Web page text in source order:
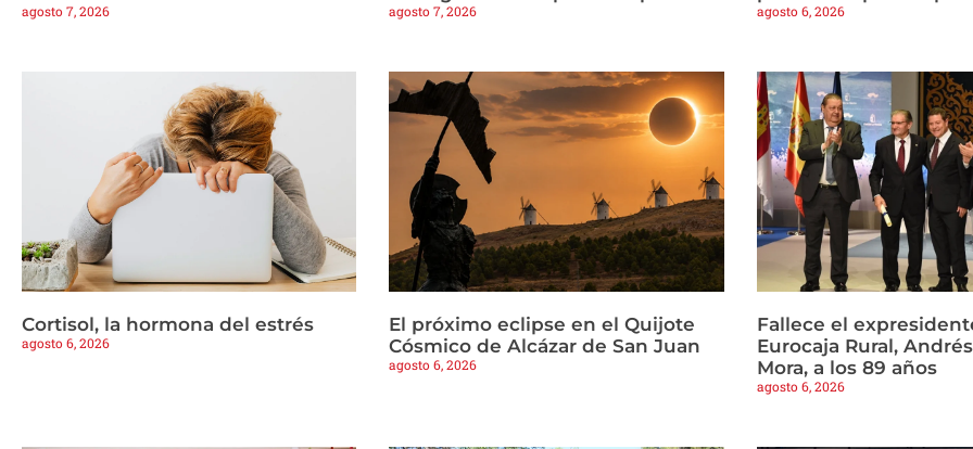
agosto 7, 2026 agosto 7, 2026 agosto 6, 2026
Cortisol, la hormona del estrés
agosto 6, 2026
El próximo eclipse en el Quijote
Cósmico de Alcázar de San Juan
agosto 6, 2026
Fallece el
Eurocaja Rural,
Mora, a los 89 años
agosto 6, 2026